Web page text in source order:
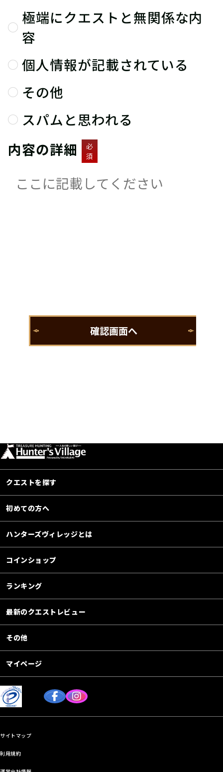
極端にクエストと無関係な内
容
個人情報が記載されている
その他
スパムと思われる
内容の詳細
必
須
クエストを探す
初めての方へ
ハンターズヴィレッジとは
コインショップ
ランキング
最新のクエストレビュー
その他
マイページ
サイトマップ
利用規約